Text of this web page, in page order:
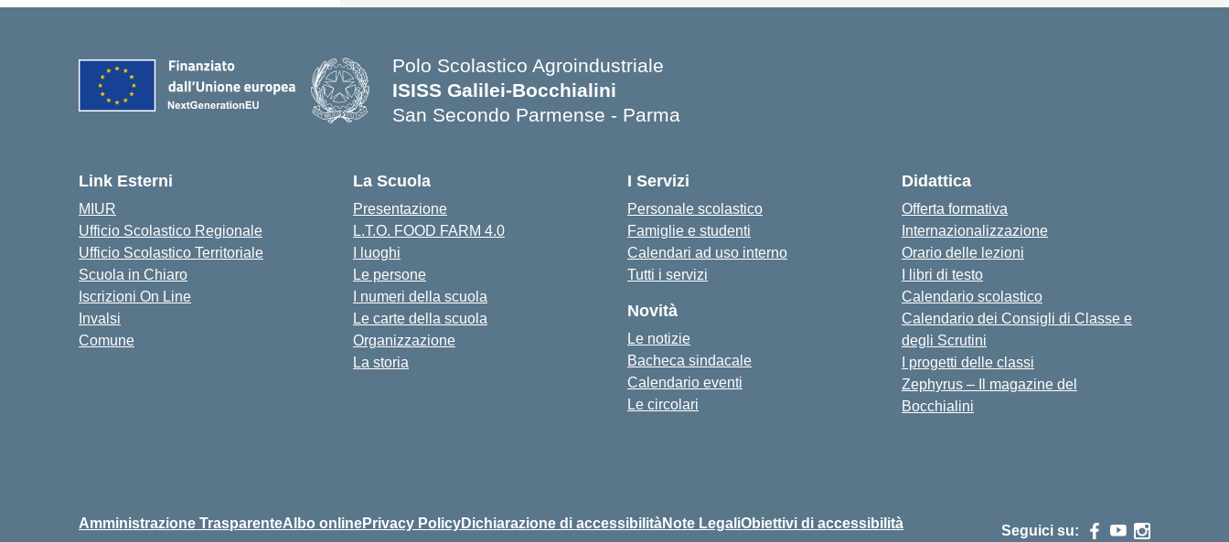
Polo Scolastico Agroindustriale
ISISS Galilei-Bocchialini
San Secondo Parmense - Parma
Link Esterni
MIUR
Ufficio Scolastico Regionale
Ufficio Scolastico Territoriale
Scuola in Chiaro
Iscrizioni On Line
Invalsi
Comune
La Scuola
Presentazione
L.T.O. FOOD FARM 4.0
I luoghi
Le persone
I numeri della scuola
Le carte della scuola
Organizzazione
La storia
I Servizi
Personale scolastico
Famiglie e studenti
Calendari ad uso interno
Tutti i servizi
Novità
Le notizie
Bacheca sindacale
Calendario eventi
Le circolari
Didattica
Offerta formativa
Internazionalizzazione
Orario delle lezioni
I libri di testo
Calendario scolastico
Calendario dei Consigli di Classe e
degli Scrutini
I progetti delle classi
Zephyrus – Il magazine del
Bocchialini
Amministrazione TrasparenteAlbo onlinePrivacy PolicyDichiarazione di accessibilitàNote LegaliObiettivi di accessibilità Seguici su: